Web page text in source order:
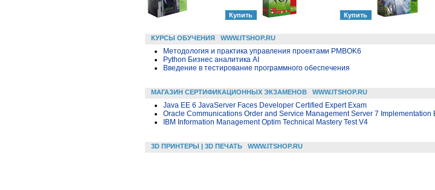
КУРСЫ ОБУЧЕНИЯ WWW.ITSHOP.RU
Методология и практика управления проектами PMBOK6
Python Бизнес аналитика AI
Введение в тестирование программного обеспечения
МАГАЗИН СЕРТИФИКАЦИОННЫХ ЭКЗАМЕНОВ WWW.ITSHOP.RU
Java EE 6 JavaServer Faces Developer Certified Expert Exam
Oracle Communications Order and Service Management Server 7 Implementation
IBM Information Management Optim Technical Mastery Test V4
3D ПРИНТЕРЫ | 3D ПЕЧАТЬ WWW.ITSHOP.RU